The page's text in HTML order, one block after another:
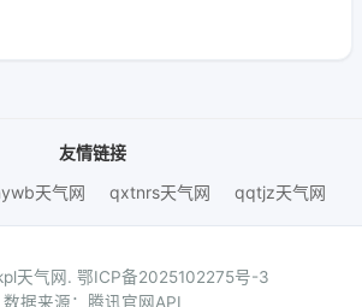
友情链接
天气网 qxtnrs天气网 qqtjz天气网
天气网. 鄂ICP备2025102275号-3
数据来源：腾讯官网API